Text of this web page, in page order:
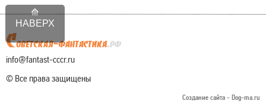
НАВЕРХ
info@fantast-cccr.ru
© Все права защищены
Создание сайта - Dog-ma.ru